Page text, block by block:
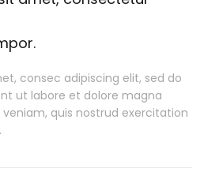
consec adipiscing elit, sed do
ut labore et dolore magna
quis nostrud exercitation